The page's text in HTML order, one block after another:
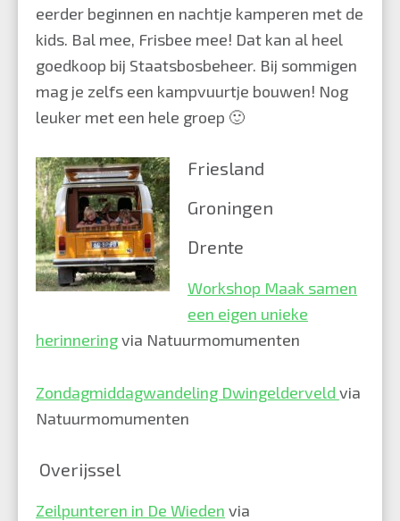
eerder beginnen en nachtje kamperen met de
kids. Bal mee, Frisbee mee! Dat kan al heel
goedkoop bij Staatsbosbeheer. Bij sommigen
mag je zelfs een kampvuurtje bouwen! Nog
leuker met een hele groep 🙂
Friesland
Groningen
Drente
Workshop Maak samen
een eigen unieke
herinneringvia Natuurmomumenten
Zondagmiddagwandeling Dwingelderveld via
Natuurmomumenten
Overijssel
Zeilpunteren in De Wieden via